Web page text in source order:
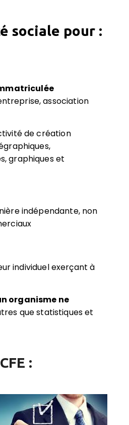
sociale pour :
association
de création
graphiques et
indépendante, non
individuel exerçant à
organisme ne
que statistiques et
: